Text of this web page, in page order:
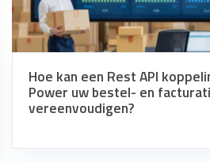
Hoe kan een Rest API
Power uw bestel- en
vereenvoudigen?